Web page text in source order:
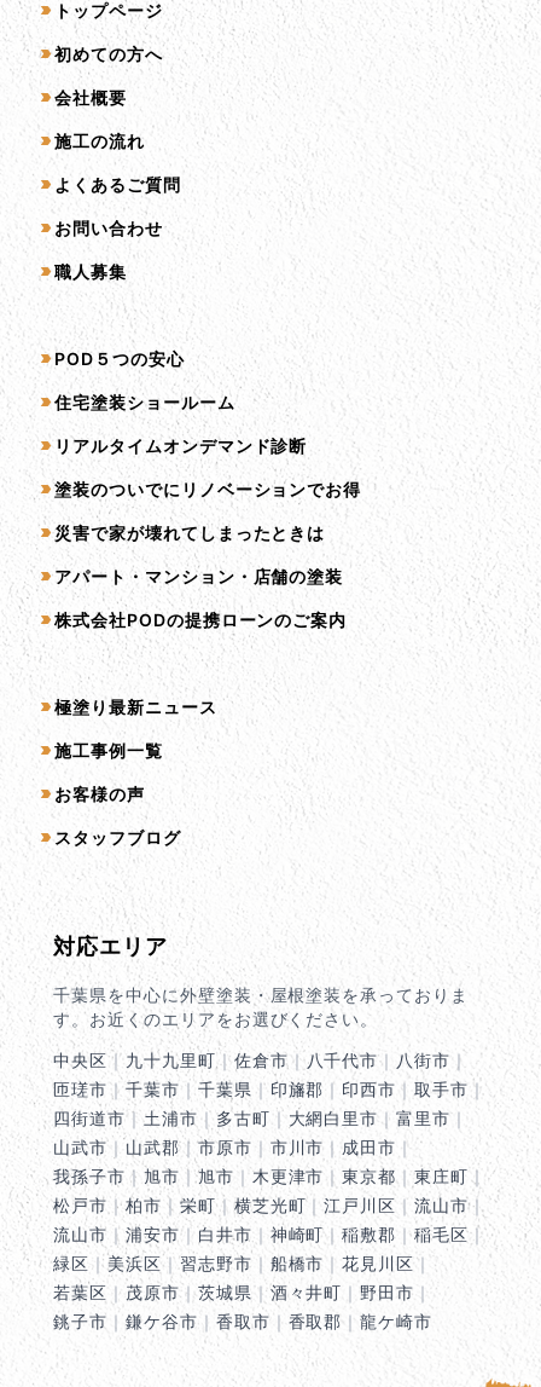
サイトマップ
トップページ
初めての方へ
会社概要
施工の流れ
よくあるご質問
お問い合わせ
職人募集
サービス一覧
POD５つの安心
住宅塗装ショールーム
リアルタイムオンデマンド診断
塗装のついでにリノベーションでお得
災害で家が壊れてしまったときは
アパート・マンション・店舗の塗装
株式会社PODの提携ローンのご案内
コンテンツ一覧
極塗り最新ニュース
施工事例一覧
お客様の声
スタッフブログ
対応エリア
千葉県を中心に外壁塗装・屋根塗装を承っておりま
す。お近くのエリアをお選びください。
中央区｜ 九十九里町 ｜佐倉市｜八千代市｜ 八街市 ｜
匝瑳市｜ 千葉市 ｜千葉県 ｜ 印旛郡 ｜ 印西市 ｜取手市 ｜
四街道市｜ 土浦市｜多古町 ｜ 大網白里市 ｜富里市 ｜
山武市｜ 山武郡｜市原市 ｜ 市川市 ｜ 成田市 ｜
我孫子市 ｜ 旭市 ｜旭市 ｜ 木更津市 ｜東京都 ｜東庄町｜
松戸市 ｜柏市 ｜ 栄町｜ 横芝光町｜江戸川区 ｜流山市｜
流山市 ｜ 浦安市｜白井市 ｜ 神崎町｜稲敷郡 ｜稲毛区｜
緑区 ｜美浜区｜習志野市 ｜ 船橋市 ｜花見川区｜
若葉区 ｜ 茂原市｜茨城県｜酒々井町 ｜野田市 ｜
銚子市 ｜ 鎌ケ谷市｜ 香取市 ｜ 香取郡 ｜龍ケ崎市